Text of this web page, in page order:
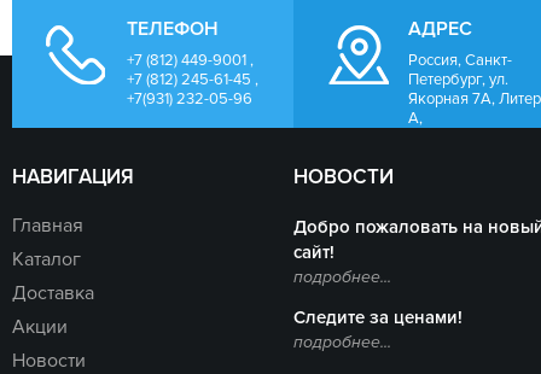
ТЕЛЕФОН
+7 (812) 449-9001 ,
+7 (812) 245-61-45 ,
+7(931) 232-05-96
АДРЕС
Россия, Санкт-
Петербург, ул.
Якорная 7А, Литер
А,
НАВИГАЦИЯ
Главная
Каталог
Доставка
Акции
Новости
НОВОСТИ
Добро пожаловать на
сайт!
подробнее...
Следите за ценами!
подробнее...